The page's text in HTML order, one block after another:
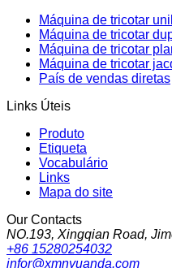
Máquina de tricotar
Máquina de tricotar
Máquina de tricotar
Máquina de tricotar
País de vendas diretas
Links Úteis
Produto
Etiqueta
Vocabulário
Links
Mapa do site
Our Contacts
NO.193, Xingqian Road,
+86 15280254032
infor@xmnyuanda.com